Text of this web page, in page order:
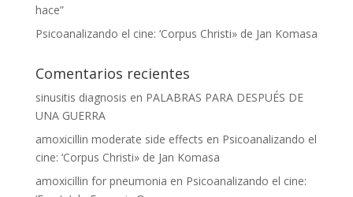
hace”
Psicoanalizando el cine: ‘Corpus Christi» de Jan Komasa
Comentarios recientes
sinusitis diagnosis en PALABRAS PARA DESPUÉS DE
UNA GUERRA
amoxicillin moderate side effects en Psicoanalizando el
cine: ‘Corpus Christi» de Jan Komasa
amoxicillin for pneumonia en Psicoanalizando el cine: